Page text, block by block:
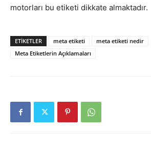
motorları bu etiketi dikkate almaktadır.
ETIKETLER meta etiketi
meta etiketi nedir
Meta Etiketlerin Açıklamaları